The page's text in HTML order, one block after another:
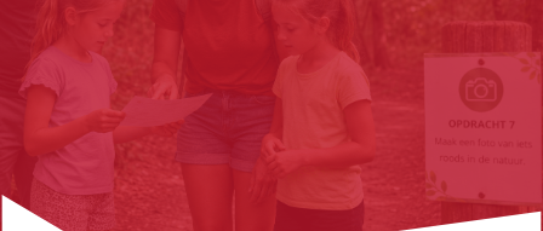
m.vanwersch@themovefactory.nl